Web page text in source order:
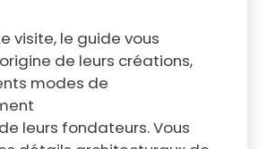
visite, le guide vous
de leurs créations,
modes de
leurs fondateurs. Vous